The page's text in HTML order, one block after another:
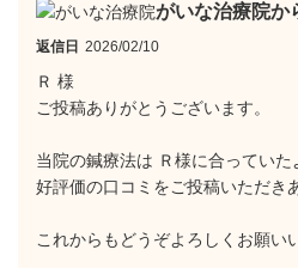
がいな治療院か
返信日 2026/02/10
Ｒ 様
ご投稿ありがとうございます。
当院の鍼療法は Ｒ様に合っていた
好評価の口コミをご投稿いただき
これからもどうぞよろしくお願い